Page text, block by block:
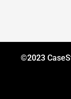
©2023